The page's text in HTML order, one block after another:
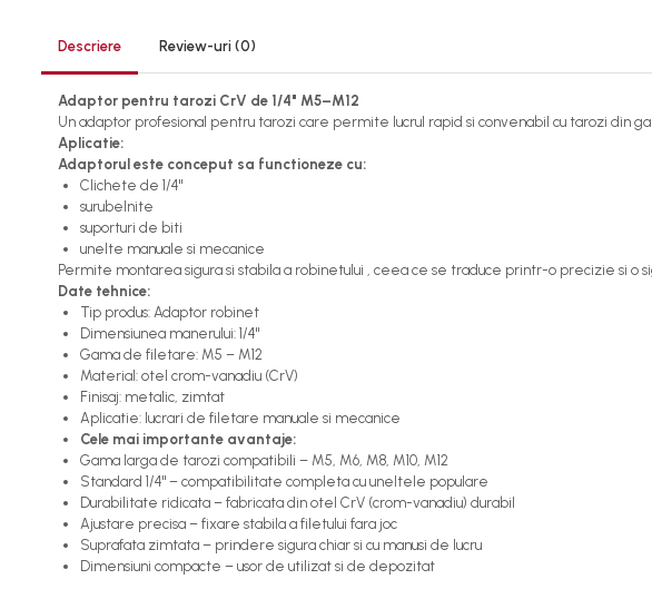
Gresoare
Reparat Filete
Scule Electrice
Aeroterme si Incalzitoare
Aparate de spalat cu presiune
Aspiratoare industriale
Lampi si Lanterne
Masini de insurubat si gaurit
Masini de polishat
Pistoale aer cald
Pistoale de lipit
Pistoale electrice de impact
Polizoare unghiulare
Slefuitoare electrice
Scule fixare distributie
Alfa romeo
Descriere Review-uri (0)
Adaptor pentru tarozi CrV de 1/4" M5–M12
Un adaptor profesional pentru tarozi care permite lucrul rapid si convenabil cu tarozi din
Aplicatie:
Adaptorul este conceput sa functioneze cu:
Clichete de 1/4"
surubelnite
suporturi de biti
unelte manuale si mecanice
Permite montarea sigura si stabila a robinetului , ceea ce se traduce printr-o precizie si o
Date tehnice:
Tip produs: Adaptor robinet
Dimensiunea manerului: 1/4"
Gama de filetare: M5 – M12
Material: otel crom-vanadiu (CrV)
Finisaj: metalic, zimtat
Aplicatie: lucrari de filetare manuale si mecanice
Cele mai importante avantaje:
Gama larga de tarozi compatibili – M5, M6, M8, M10, M12
Standard 1/4" – compatibilitate completa cu uneltele populare
Durabilitate ridicata – fabricata din otel CrV (crom-vanadiu) durabil
Ajustare precisa – fixare stabila a filetului fara joc
Suprafata zimtata – prindere sigura chiar si cu manusi de lucru
Dimensiuni compacte – usor de utilizat si de depozitat